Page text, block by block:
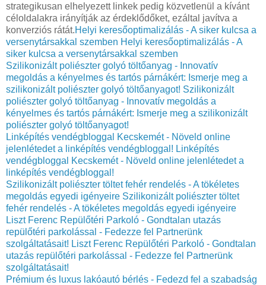
strategikusan elhelyezett linkek pedig közvetlenül a kívánt
céloldalakra irányítják az érdeklődőket, ezáltal javítva a
konverziós rátát.Helyi keresőoptimalizálás - A siker kulcsa a
versenytársakkal szemben Helyi keresőoptimalizálás - A
siker kulcsa a versenytársakkal szemben
Szilikonizált poliészter golyó töltőanyag - Innovatív
megoldás a kényelmes és tartós párnákért: Ismerje meg a
szilikonizált poliészter golyó töltőanyagot! Szilikonizált
poliészter golyó töltőanyag - Innovatív megoldás a
kényelmes és tartós párnákért: Ismerje meg a szilikonizált
poliészter golyó töltőanyagot!
Linképítés vendégbloggal Kecskemét - Növeld online
jelenlétedet a linképítés vendégbloggal! Linképítés
vendégbloggal Kecskemét - Növeld online jelenlétedet a
linképítés vendégbloggal!
Szilikonizált poliészter töltet fehér rendelés - A tökéletes
megoldás egyedi igényeire Szilikonizált poliészter töltet
fehér rendelés - A tökéletes megoldás egyedi igényeire
Liszt Ferenc Repülőtéri Parkoló - Gondtalan utazás
repülőtéri parkolással - Fedezze fel Partnerünk
szolgáltatásait! Liszt Ferenc Repülőtéri Parkoló - Gondtalan
utazás repülőtéri parkolással - Fedezze fel Partnerünk
szolgáltatásait!
Prémium és luxus lakóautó bérlés - Fedezd fel a szabadság